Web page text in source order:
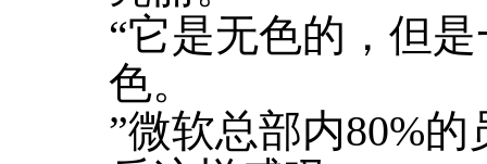
“它是无色的，但
色。
”微软总部内80%